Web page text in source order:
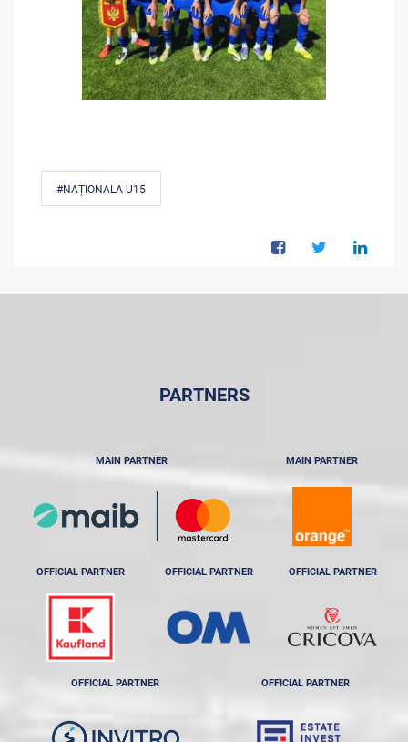
#NAȚIONALA U15
PARTNERS
MAIN PARTNER MAIN PARTNER
OFFICIAL PARTNER OFFICIAL PARTNER OFFICIAL PARTNER
OFFICIAL PARTNER OFFICIAL PARTNER